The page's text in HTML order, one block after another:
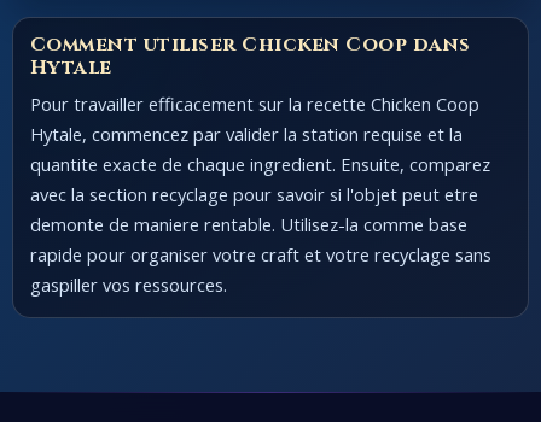
Comment utiliser Chicken Coop dans
Hytale
Pour travailler efficacement sur la recette Chicken Coop
Hytale, commencez par valider la station requise et la
quantite exacte de chaque ingredient. Ensuite, comparez
avec la section recyclage pour savoir si l'objet peut etre
demonte de maniere rentable. Utilisez-la comme base
rapide pour organiser votre craft et votre recyclage sans
gaspiller vos ressources.